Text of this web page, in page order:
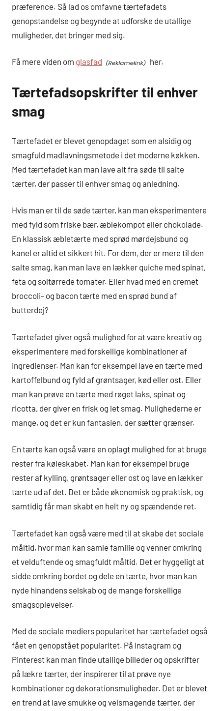
præference. Så lad os omfavne tærtefadets
genopstandelse og begynde at udforske de utallige
muligheder, det bringer med sig.
Få mere viden om glasfad her.
Tærtefadsopskrifter til enhver
smag
Tærtefadet er blevet genopdaget som en alsidig og
smagfuld madlavningsmetode i det moderne køkken.
Med tærtefadet kan man lave alt fra søde til salte
tærter, der passer til enhver smag og anledning.
Hvis man er til de søde tærter, kan man eksperimentere
med fyld som friske bær, æblekompot eller chokolade.
En klassisk æbletærte med sprød mørdejsbund og
kanel er altid et sikkert hit. For dem, der er mere til den
salte smag, kan man lave en lækker quiche med spinat,
feta og soltørrede tomater. Eller hvad med en cremet
broccoli- og bacon tærte med en sprød bund af
butterdej?
Tærtefadet giver også mulighed for at være kreativ og
eksperimentere med forskellige kombinationer af
ingredienser. Man kan for eksempel lave en tærte med
kartoffelbund og fyld af grøntsager, kød eller ost. Eller
man kan prøve en tærte med røget laks, spinat og
ricotta, der giver en frisk og let smag. Mulighederne er
mange, og det er kun fantasien, der sætter grænser.
En tærte kan også være en oplagt mulighed for at bruge
rester fra køleskabet. Man kan for eksempel bruge
rester af kylling, grøntsager eller ost og lave en lækker
tærte ud af det. Det er både økonomisk og praktisk, og
samtidig får man skabt en helt ny og spændende ret.
Tærtefadet kan også være med til at skabe det sociale
måltid, hvor man kan samle familie og venner omkring
et velduftende og smagfuldt måltid. Det er hyggeligt at
sidde omkring bordet og dele en tærte, hvor man kan
nyde hinandens selskab og de mange forskellige
smagsoplevelser.
Med de sociale mediers popularitet har tærtefadet også
fået en genopstået popularitet. På Instagram og
Pinterest kan man finde utallige billeder og opskrifter
på lækre tærter, der inspirerer til at prøve nye
kombinationer og dekorationsmuligheder. Det er blevet
en trend at lave smukke og velsmagende tærter, der